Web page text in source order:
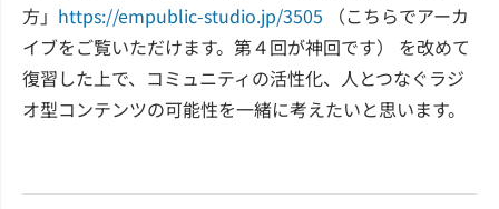
方」 https://empublic-studio.jp/3505 （こちらでアーカ
イブをご覧いただけます。第４回が神回です） を改めて
復習した上で、コミュニティの活性化、人とつなぐラジ
オ型コンテンツの可能性を一緒に考えたいと思います。